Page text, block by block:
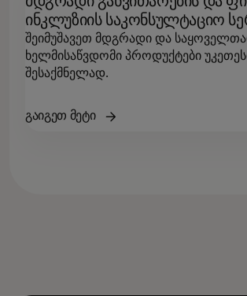
ინკლუზიის საკონსულტაციო
შეიმუშავეთ მდგრადი და
ხელმისაწვდომი პროდუქტები
შესაქმნელად.
გაიგეთ მეტი